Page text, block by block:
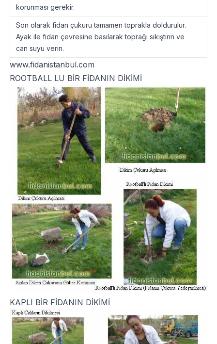
korunması gerekir.
Son olarak fidan çukuru tamamen toprakla doldurulur.
Ayak ile fidan çevresine basılarak toprağı sıkıştırın ve
can suyu verin.
www.fidanistanbul.com
ROOTBALL LU BİR FİDANIN DİKİMİ
KAPLI BİR FİDANIN DİKİMİ